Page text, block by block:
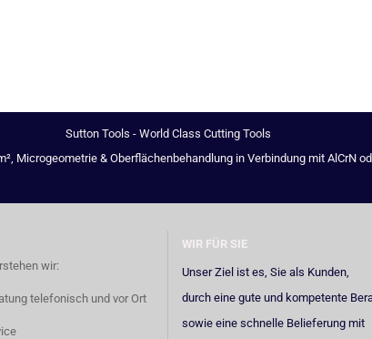
Sutton Tools - World Class Cutting Tools
Microgeometrie & Oberflächenbehandlung in Verbindung mit AlCrN
wir:
telefonisch und vor Ort
WIR FÜR SIE
Unser Ziel ist es, Sie als Kunden,
durch eine gute und kompetente
sowie eine schnelle Belieferung mit